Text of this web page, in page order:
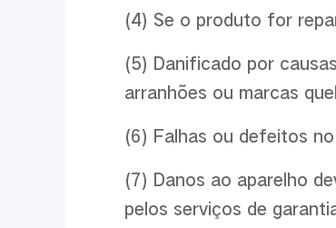
(4) Se o produto for
(5) Danificado por
arranhões ou marcas
(6) Falhas ou defeitos
(7) Danos ao aparelho
pelos serviços de